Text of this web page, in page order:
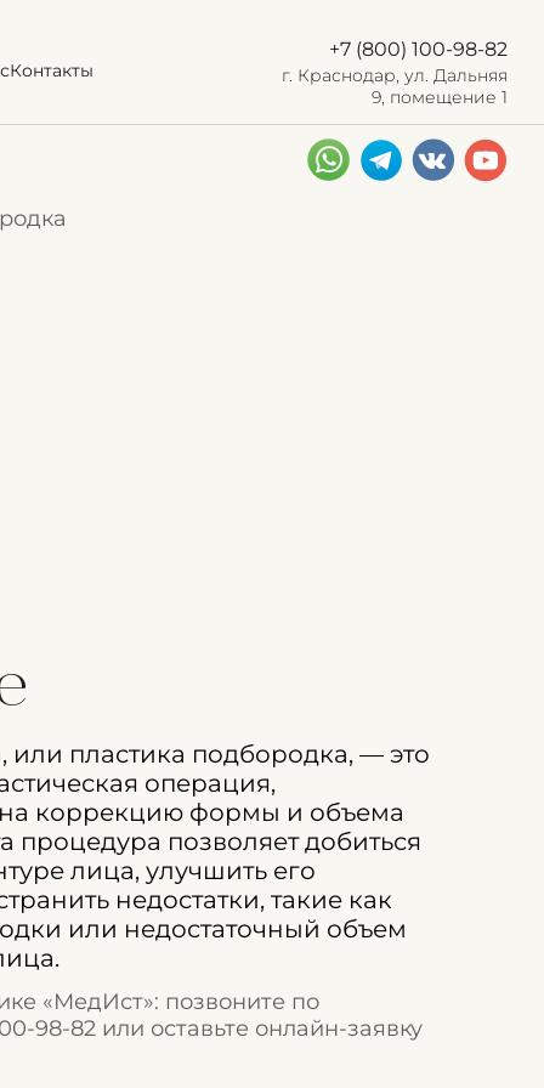
Контакты
+7 (800) 100-98-82
г. Краснодар, ул. Дальняя
9, помещение 1
или пластика подбородка, — это
операция,
коррекцию формы и объема
процедура позволяет добиться
лица, улучшить его
недостатки, такие как
или недостаточный объем
«МедИст»: позвоните по
98-82 или оставьте онлайн-заявку